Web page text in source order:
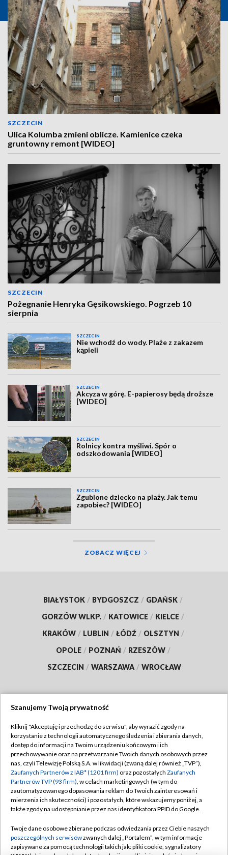
SZCZECIN
Ulica Kolumba zmieni oblicze. Kamienice czeka
gruntowny remont [WIDEO]
SZCZECIN
Pożegnanie Henryka Gęsikowskiego. Pogrzeb 10
sierpnia
SZCZECIN
Nie wchodź do wody. Plaże z zakazem
kąpieli
SZCZECIN
Akcyza w górę. E-papierosy będą droższe
[WIDEO]
SZCZECIN
Rolnicy kontra myśliwi. Spór o
odszkodowania [WIDEO]
SZCZECIN
Zgubione dziecko na plaży. Jak temu
zapobiec? [WIDEO]
ZOBACZ WIĘCEJ
BIAŁYSTOK / BYDGOSZCZ / GDAŃSK /
GORZÓW WLKP. / KATOWICE / KIELCE /
KRAKÓW / LUBLIN / ŁÓDŹ / OLSZTYN /
OPOLE / POZNAŃ / RZESZÓW /
SZCZECIN / WARSZAWA / WROCŁAW
TVP
Abonament TVP
Emisja w TVP
Centrum informacji TVP
Naziemna Telewizja Cyfrowa
Rada Programowa
System NOS
Regulamin TVP
Polityka prywatności
Moje zgody
Pomoc
Kontakt
Szanujemy Twoją prywatność
Kliknij "Akceptuję i przechodzę do serwisu", aby wyrazić zgody na
korzystanie z technologii automatycznego śledzenia i zbierania danych,
dostęp do informacji na Twoim urządzeniu końcowym i ich
przechowywanie oraz na przetwarzanie Twoich danych osobowych przez
nas, czyli Telewizję Polską S.A. w likwidacji (zwaną dalej również „TVP”),
Zaufanych Partnerów z IAB* (1201 firm) oraz pozostałych Zaufanych
Partnerów TVP (93 firm), w celach marketingowych (w tym do
zautomatyzowanego dopasowania reklam do Twoich zainteresowań i
mierzenia ich skuteczności) i pozostałych, które wskazujemy poniżej, a
także zgody na udostępnianie przez nas identyfikatora PPID do Google.
Twoje dane osobowe zbierane podczas odwiedzania przez Ciebie naszych
poszczególnych serwisówzwanych dalej „Portalem”, w tym informacje
zapisywane za pomocą technologii takich jak: pliki cookie, sygnalizatory